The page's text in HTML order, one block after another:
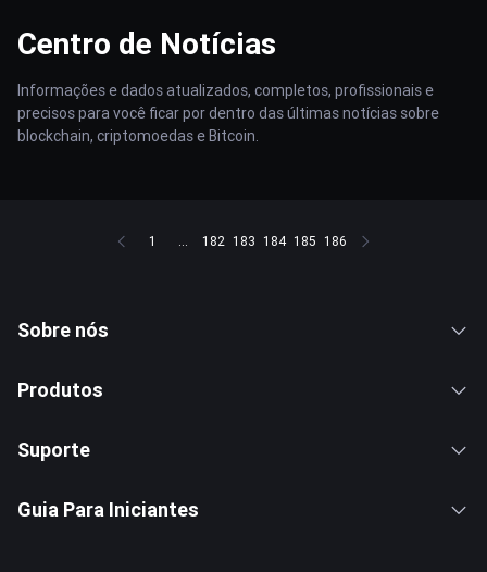
Centro de Notícias
Informações e dados atualizados, completos, profissionais e
precisos para você ficar por dentro das últimas notícias sobre
blockchain, criptomoedas e Bitcoin.
1 ... 182 183 184 185 186
Sobre nós
Produtos
Suporte
Guia Para Iniciantes